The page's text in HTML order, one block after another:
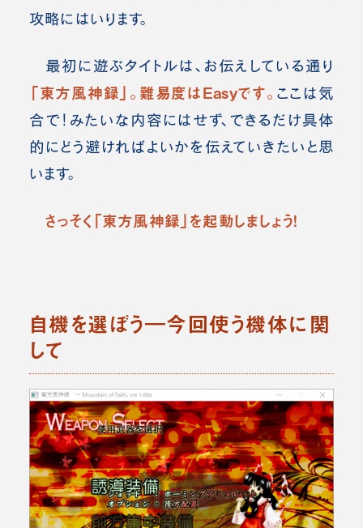
攻略にはいります。
最初に遊ぶタイトルは、お伝えしている通り
「東方風神録」。 難易度はEasyです。 ここは気
合で！みたいな内容にはせず、できるだけ具体
的にどう避ければよいかを伝えていきたいと思
います。
さっそく「東方風神録」を起動しましょう！
自機を選ぼう―今回使う機体に関
して